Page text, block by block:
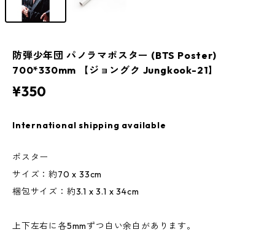
防弾少年団 パノラマポスター (BTS Poster)
700*330mm 【ジョングク Jungkook-21】
¥350
International shipping available
ポスター
サイズ：約70 x 33cm
梱包サイズ：約3.1 x 3.1 x 34cm
上下左右に各5mmずつ白い余白があります。